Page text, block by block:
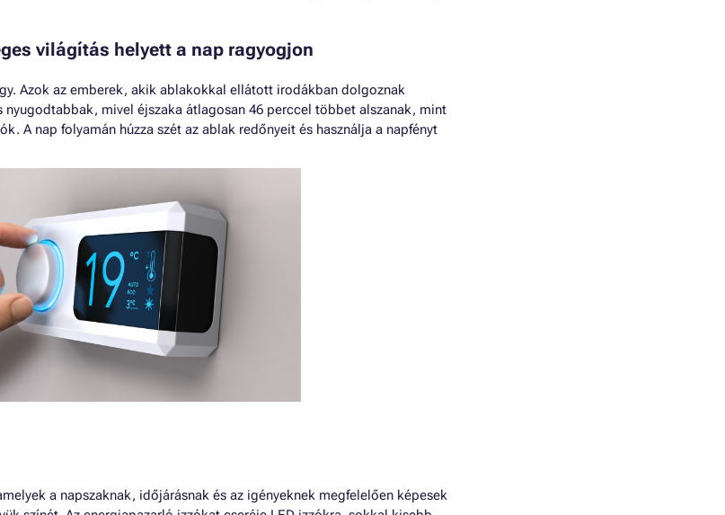
világítás helyett a nap ragyogjon
Azok az emberek, akik ablakokkal ellátott irodákban dolgoznak
mivel éjszaka átlagosan 46 perccel többet alszanak, mint
A nap folyamán húzza szét az ablak redőnyeit és használja a napfényt
a napszaknak, időjárásnak és az igényeknek megfelelően képesek